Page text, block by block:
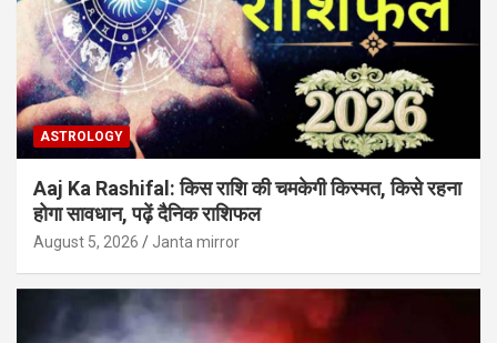
ASTROLOGY
Aaj Ka Rashifal: किस राशि की चमकेगी किस्मत, किसे रहना
होगा सावधान, पढ़ें दैनिक राशिफल
August 5, 2026 Janta mirror